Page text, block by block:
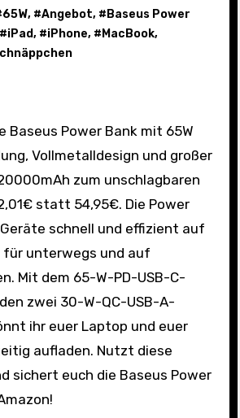
65W, #Angebot, # Baseus Power
iPad, #iPhone, # MacBook,
Vollmetalldesign und großer
zum unschlagbaren
statt 54,95€. Die Power
schnell und effizient auf
unterwegs und auf
Mit dem 65-W-PD-USB-C-
zwei 30-W-QC-USB-A-
ihr euer Laptop und euer
aufladen. Nutzt diese
sichert euch die Baseus Power